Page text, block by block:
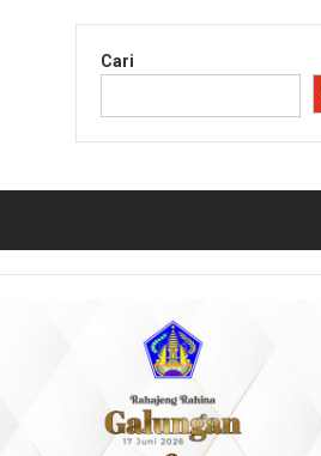
Cari